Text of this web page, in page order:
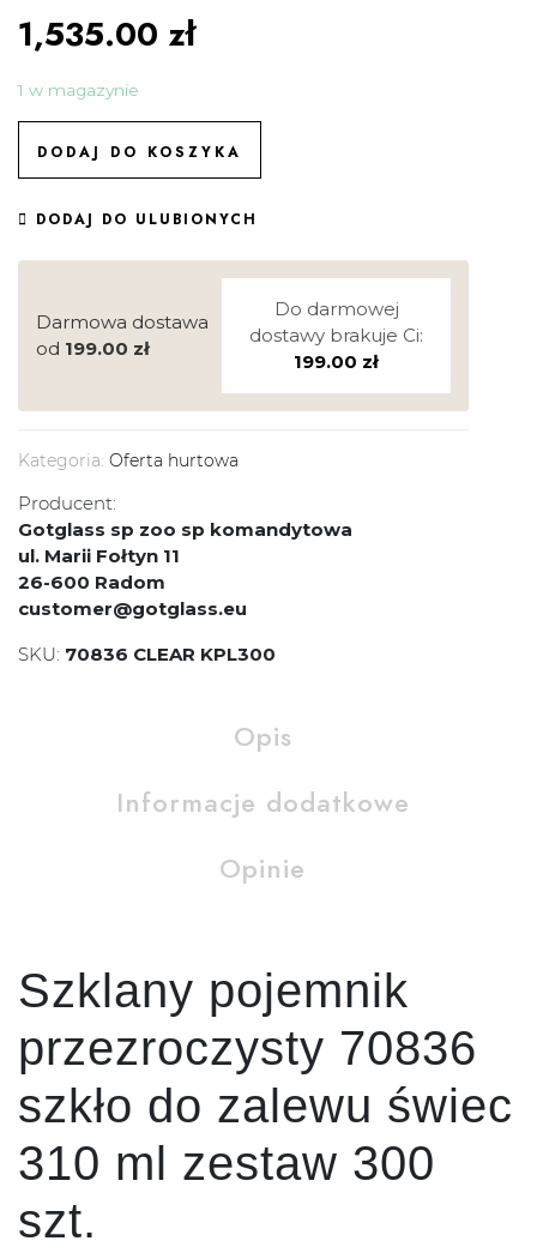
1,535.00 zł
1 w magazynie
DODAJ DO KOSZYKA
DODAJ DO ULUBIONYCH
Darmowa dostawa
od 199.00 zł
Do darmowej
dostawy brakuje Ci:
199.00 zł
Kategoria: Oferta hurtowa
Producent:
Gotglass sp zoo sp komandytowa
ul. Marii Fołtyn 11
26-600 Radom
customer@gotglass.eu
SKU: 70836 CLEAR KPL300
Opis
Informacje dodatkowe
Opinie
Szklany pojemnik
przezroczysty 70836
szkło do zalewu świec
310 ml zestaw 300
szt.